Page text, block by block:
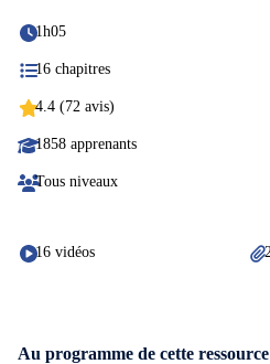
1h05
16 chapitres
4.4 (72 avis)
1858 apprenants
Tous niveaux
16 vidéos
Au programme de cette